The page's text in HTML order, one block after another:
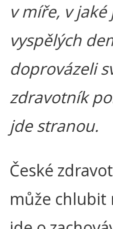
v míře, v
vyspělých
doprovázeli
zdravotník
jde stranou.
České
může